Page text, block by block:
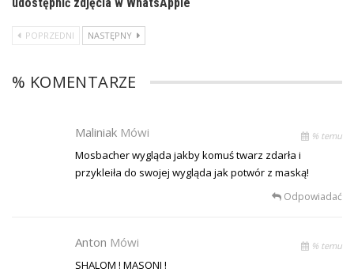
POPRZEDNI NASTĘPNY
% KOMENTARZE
Maliniak Mówi % temu
Mosbacher wygląda jakby komuś twarz zdarła i
przykleiła do swojej wygląda jak potwór z maską!
Odpowiadać
Anton Mówi % temu
SHALOM ! MASONI !